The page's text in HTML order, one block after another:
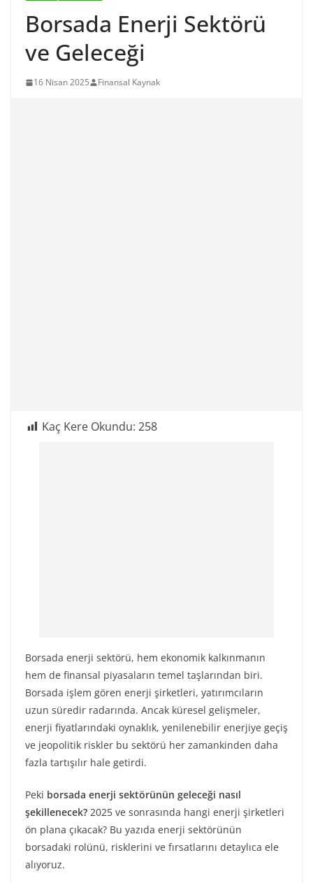
Borsada Enerji Sektörü
ve Geleceği
16 Nisan 2025 Finansal Kaynak
Kaç Kere Okundu: 258
Borsada enerji sektörü, hem ekonomik kalkınmanın
hem de finansal piyasaların temel taşlarından biri.
Borsada işlem gören enerji şirketleri, yatırımcıların
uzun süredir radarında. Ancak küresel gelişmeler,
enerji fiyatlarındaki oynaklık, yenilenebilir enerjiye geçiş
ve jeopolitik riskler bu sektörü her zamankinden daha
fazla tartışılır hale getirdi.
Peki borsada enerji sektörünün geleceği nasıl
şekillenecek? 2025 ve sonrasında hangi enerji şirketleri
ön plana çıkacak? Bu yazıda enerji sektörünün
borsadaki rolünü, risklerini ve fırsatlarını detaylıca ele
alıyoruz.